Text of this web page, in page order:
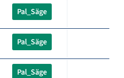
Pal_Säge
Pal_Säge
Pal_Säge